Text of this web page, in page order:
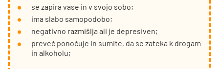
se zapira vase in v svojo sobo;
ima slabo samopodobo;
negativno razmišlja ali je depresiven;
preveč ponočuje in sumite, da se zateka k drogam
in alkoholu;